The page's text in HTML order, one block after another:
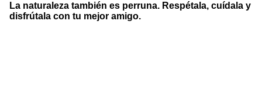
La naturaleza también es perruna. Respétala, cuídala y
disfrútala con tu mejor amigo.